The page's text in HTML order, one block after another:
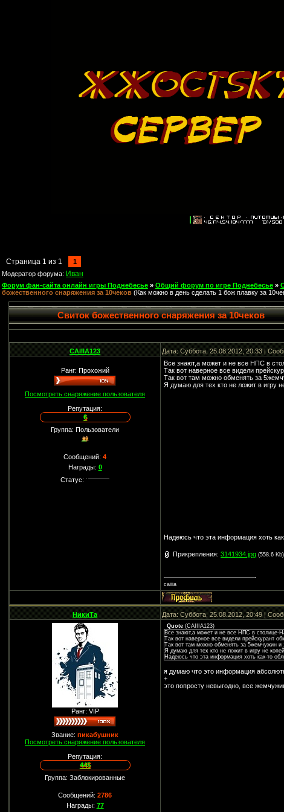
Страница 1 из 1
1
Модератор форума: Иван
Форум фан-сайта онлайн игры Поднебесье » Общий форум по игре Поднебесье »
божественного снаряжения за 10чеков (Как можно в день сделать 1 бож плавку за
Свиток божественного снаряжения за 10чеков
CAIIIA123 Дата: Суббота, 25.08.2012, 20:33 |
Ранг: Прохожий
Посмотреть снаряжение пользователя
Репутация:
6
Группа: Пользователи
Сообщений:4
Награды: 0
Статус:
Все знают,а может и не все НПС в
Так вот наверное все видели
Так вот там можно обменять за
Я думаю для тех кто не ложит в игру
Надеюсь что эта информация хоть
Прикрепления:3141934.jpg (558.6 Kb)
caiiia
НикиТа Дата: Суббота, 25.08.2012, 20:49 |
Ранг: VIP
Звание:пикабушник
Посмотреть снаряжение пользователя
Репутация:
445
Группа: Заблокированные
Сообщений:2786
Награды: 77
Quote (CAIIIA123)
Все знают,а может и не все НПС в столице-
Так вот наверное все видели прейскурант
Так вот там можно обменять за 5жемчужин
Я думаю для тех кто не ложит в игру не
Надеюсь что эта информация хоть как-то
я думаю что это информация
+
это попросту невыгодно, все